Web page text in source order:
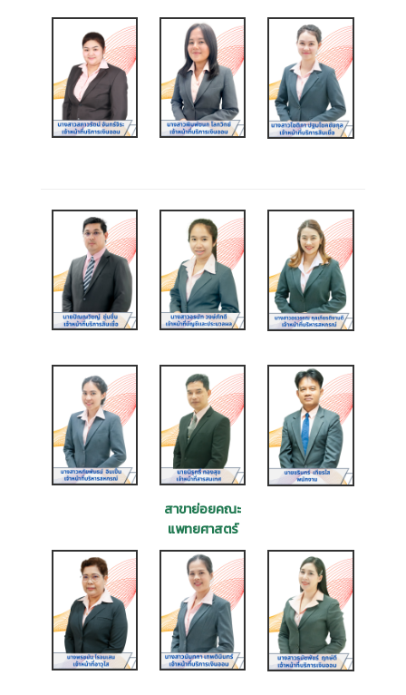
สาขาย่อยคณะ
แพทยศาสตร์